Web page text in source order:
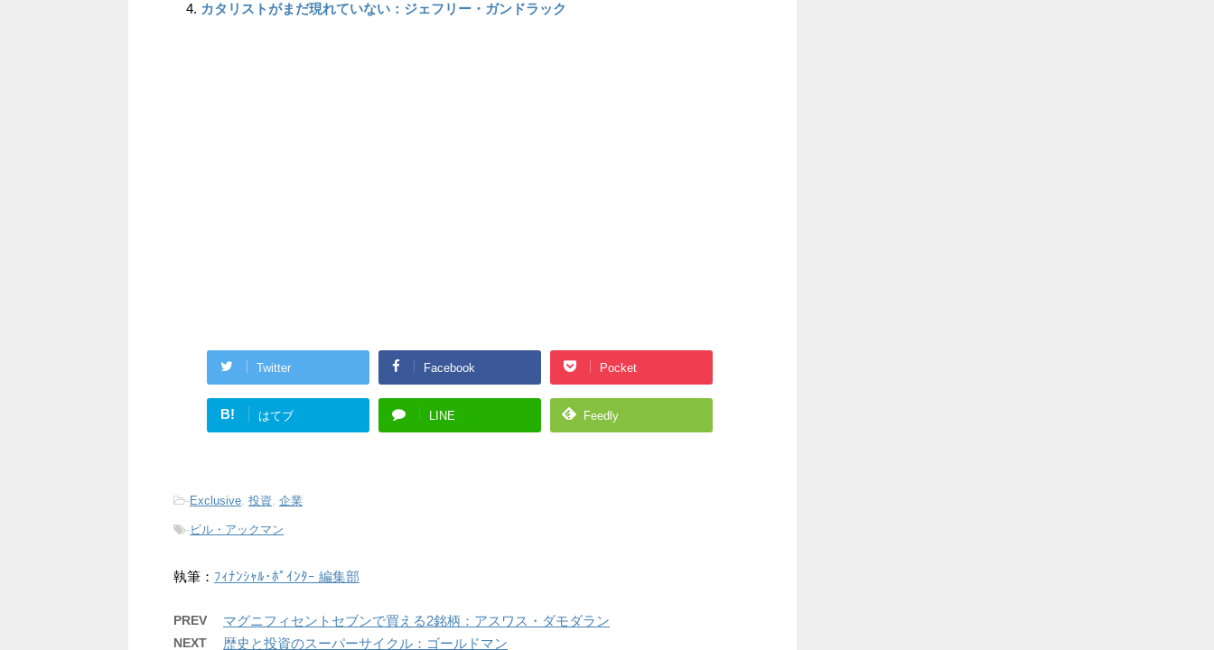
カタリストがまだ現れていない：ジェフリー・ガンドラック
Twitter Facebook Pocket
B! はてブ LINE Feedly
-Exclusive, 投資, 企業
-ビル・アックマン
執筆： ﾌｨﾅﾝｼｬﾙ･ﾎﾟｲﾝﾀｰ 編集部
PREV マグニフィセントセブンで買える2銘柄：アスワス・ダモダラン
NEXT 歴史と投資のスーパーサイクル：ゴールドマン